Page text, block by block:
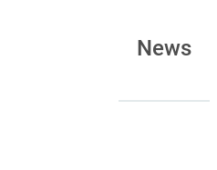
News